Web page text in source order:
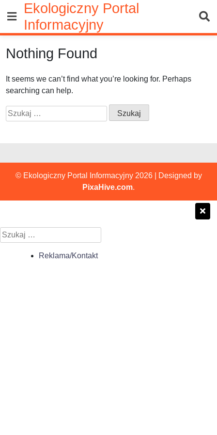
Ekologiczny Portal
Informacyjny
Nothing Found
It seems we can’t find what you’re looking for. Perhaps
searching can help.
Szukaj:
© Ekologiczny Portal Informacyjny 2026
Designed by
PixaHive.com.
Szukaj:
Reklama/Kontakt